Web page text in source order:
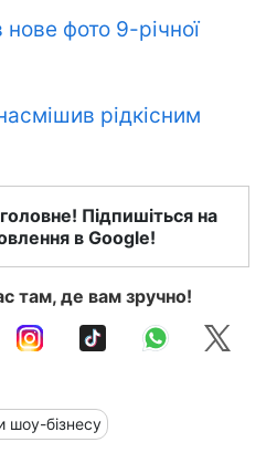
фото 9-річної
рідкісним
Підпишіться на
в Google!
там, де вам зручно!
шоу-бізнесу